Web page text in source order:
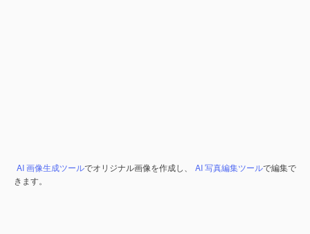
AI 画像生成ツールでオリジナル画像を作成し、 AI 写真編集ツールで編集で
きます。